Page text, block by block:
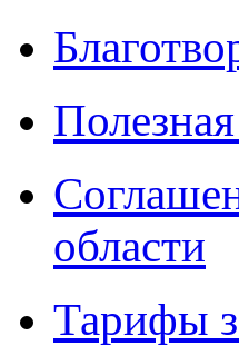
области
Тарифы